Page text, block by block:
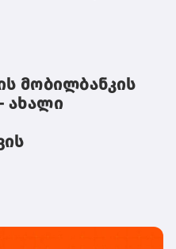
მობილბანკის
ახალი